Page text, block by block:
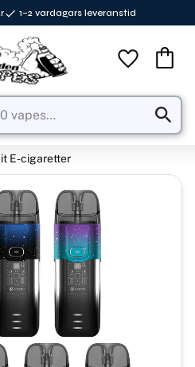
1–2 vardagars leveranstid
Favoriter
E-cigaretter